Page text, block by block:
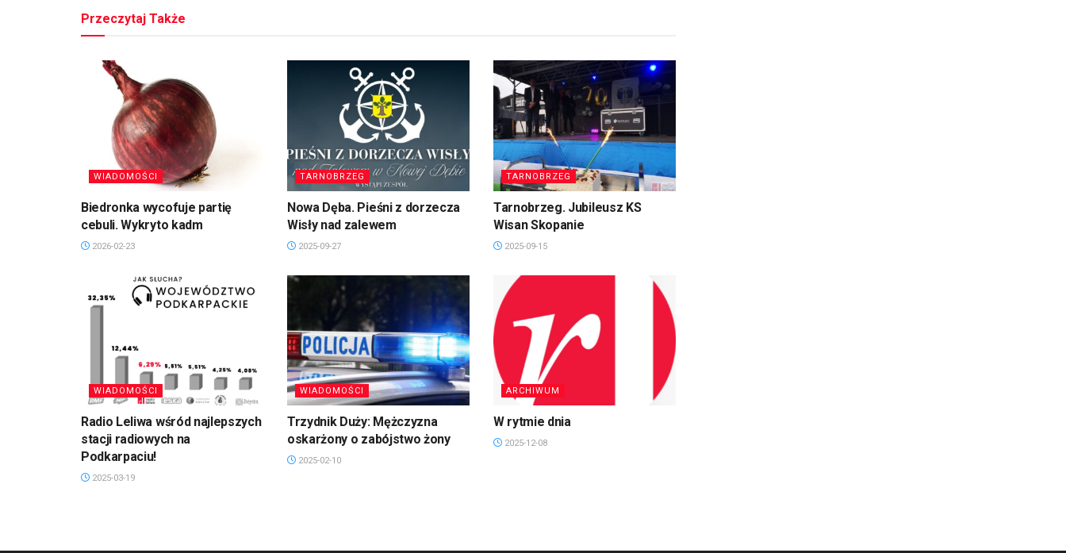
Przeczytaj Także
WIADOMOŚCI
Biedronka wycofuje partię
cebuli. Wykryto kadm
2026-02-23
TARNOBRZEG
Nowa Dęba. Pieśni z dorzecza
Wisły nad zalewem
2025-09-27
TARNOBRZEG
Tarnobrzeg. Jubileusz KS
Wisan Skopanie
2025-09-15
WIADOMOŚCI
Radio Leliwa wśród najlepszych
stacji radiowych na
Podkarpaciu!
2025-03-19
WIADOMOŚCI
Trzydnik Duży: Mężczyzna
oskarżony o zabójstwo żony
2025-02-10
ARCHIWUM
W rytmie dnia
2025-12-08